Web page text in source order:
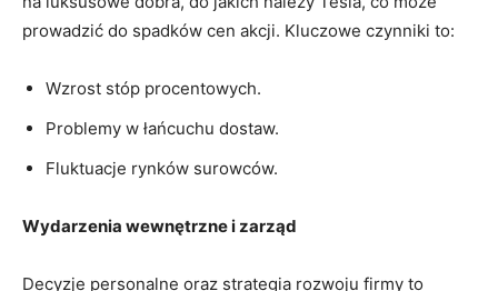
prowadzić do spadków cen akcji. Kluczowe czynniki‌ to:
Wzrost stóp procentowych.
Problemy​ w łańcuchu‍ dostaw.
Fluktuacje rynków surowców.
Wydarzenia ‌wewnętrzne i zarząd
Decyzje⁢ personalne ‌oraz ‍strategia rozwoju firmy to